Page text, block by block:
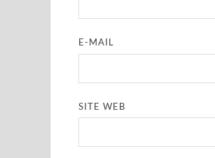
E-MAIL
SITE WEB